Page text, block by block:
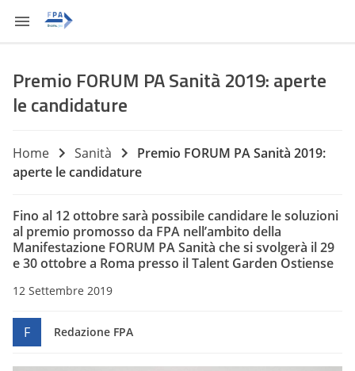
Premio FORUM PA Sanità 2019: aperte
le candidature
Home Sanità
Premio FORUM PA Sanità 2019:
aperte le candidature
Fino al 12 ottobre sarà possibile candidare le soluzioni
al premio promosso da FPA nell’ambito della
Manifestazione FORUM PA Sanità che si svolgerà il 29
e 30 ottobre a Roma presso il Talent Garden Ostiense
12 Settembre 2019
F Redazione FPA